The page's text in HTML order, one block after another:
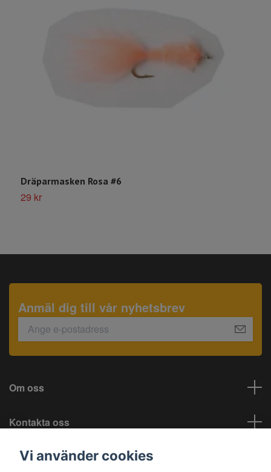
Dräparmasken Rosa #6
29 kr
Anmäl dig till vår nyhetsbrev
Om oss
Kontakta oss
Information
Vi använder cookies